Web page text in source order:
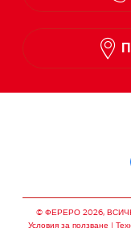
© ФЕРЕРО 2026,
Условия за ползване